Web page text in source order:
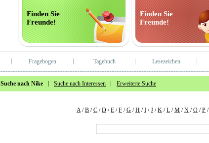
Finden Sie
Freunde!
Finden Sie
Freunde!
Fragebogen Tagebuch Lesezeichen
Suche nach Nike Suche nach Interessen Erweiterte Suche
A/B /C /D /E /F /G /H /I /J /K /L /M /N /O /P /